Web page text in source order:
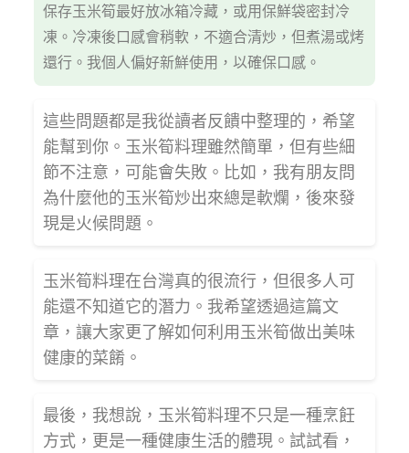
保存玉米筍最好放冰箱冷藏，或用保鮮袋密封冷
凍。冷凍後口感會稍軟，不適合清炒，但煮湯或烤
還行。我個人偏好新鮮使用，以確保口感。
這些問題都是我從讀者反饋中整理的，希望
能幫到你。玉米筍料理雖然簡單，但有些細
節不注意，可能會失敗。比如，我有朋友問
為什麼他的玉米筍炒出來總是軟爛，後來發
現是火候問題。
玉米筍料理在台灣真的很流行，但很多人可
能還不知道它的潛力。我希望透過這篇文
章，讓大家更了解如何利用玉米筍做出美味
健康的菜餚。
最後，我想說，玉米筍料理不只是一種烹飪
方式，更是一種健康生活的體現。試試看，